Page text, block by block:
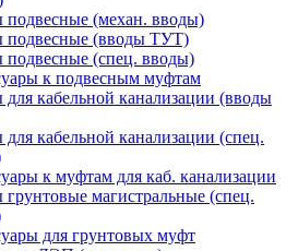
(механ. вводы)
(вводы ТУТ)
(спец. вводы)
к подвесным муфтам
кабельной канализации (вводы
кабельной канализации (спец.
к муфтам для каб. канализации
магистральные (спец.
для грунтовых муфт